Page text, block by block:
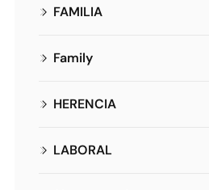
FAMILIA
Family
HERENCIA
LABORAL